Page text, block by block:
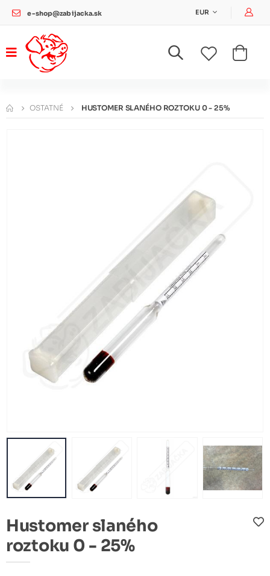
e-shop@zabijacka.sk EUR
OSTATNÉ HUSTOMER SLANÉHO ROZTOKU 0 - 25%
Hustomer slaného
roztoku 0 - 25%